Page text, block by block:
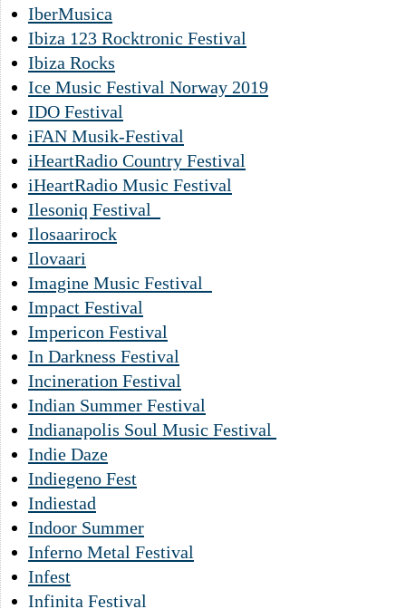
IberMusica
Ibiza 123 Rocktronic Festival
Ibiza Rocks
Ice Music Festival Norway 2019
IDO Festival
iFAN Musik-Festival
iHeartRadio Country Festival
iHeartRadio Music Festival
Ilesoniq Festival
Ilosaarirock
Ilovaari
Imagine Music Festival
Impact Festival
Impericon Festival
In Darkness Festival
Incineration Festival
Indian Summer Festival
Indianapolis Soul Music Festival
Indie Daze
Indiegeno Fest
Indiestad
Indoor Summer
Inferno Metal Festival
Infest
Infinita Festival